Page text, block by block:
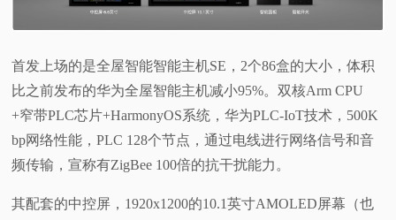
首发上场的是全屋智能智能主机SE，2个86盒的大小，体积
比之前发布的华为全屋智能主机减小95%。双核Arm CPU
+窄带PLC芯片+HarmonyOS系统，华为PLC-IoT技术，500K
bp网络性能，PLC 128个节点，通过电线进行网络信号和音
频传输，宣称有ZigBee 100倍的抗干扰能力。
其配套的中控屏，1920x1200的10.1英寸AMOLED屏幕（也